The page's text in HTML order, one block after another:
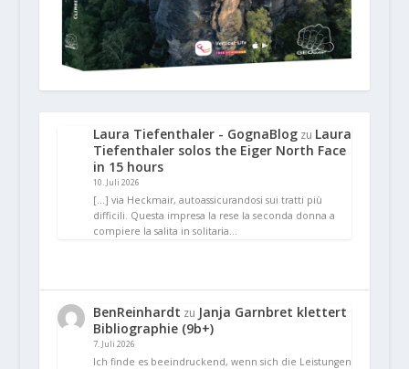
Laura Tiefenthaler - GognaBlogzu Laura
Tiefenthaler solos the Eiger North Face
in 15 hours
10. Juli 2026
[…] via Heckmair, autoassicurandosi sui tratti più
difficili. Questa impresa la rese la seconda donna a
compiere la salita in solitaria…
BenReinhardt zu Janja Garnbret klettert
Bibliographie (9b+)
7. Juli 2026
Ich finde es beeindruckend, wenn sich die Leistungen